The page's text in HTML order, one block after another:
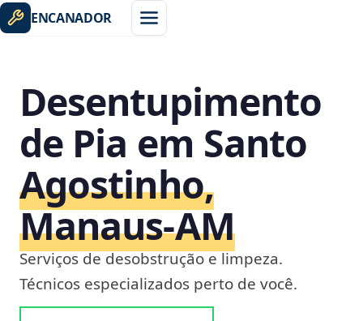
ENCANADOR
Desentupimento
de Pia em Santo
Agostinho,
Manaus‑AM
Serviços de desobstrução e limpeza.
Técnicos especializados perto de você.